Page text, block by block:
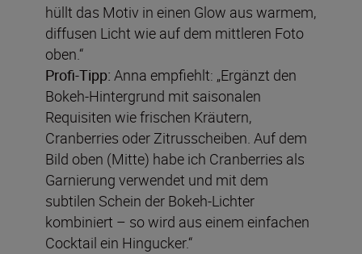
hüllt das Motiv in einen Glow aus warmem,
diffusen Licht wie auf dem mittleren Foto
oben.“
Profi-Tipp: Anna empfiehlt: „Ergänzt den
Bokeh-Hintergrund mit saisonalen
Requisiten wie frischen Kräutern,
Cranberries oder Zitrusscheiben. Auf dem
Bild oben (Mitte) habe ich Cranberries als
Garnierung verwendet und mit dem
subtilen Schein der Bokeh-Lichter
kombiniert – so wird aus einem einfachen
Cocktail ein Hingucker.“